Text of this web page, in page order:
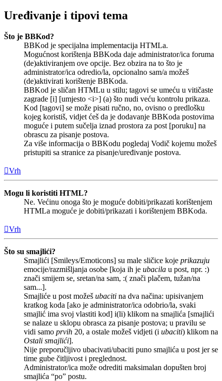
Uređivanje i tipovi tema
Što je BBKod?
BBKod je specijalna implementacija HTMLa.
Mogućnost korištenja BBKoda daje administrator/ica foruma
(de)aktiviranjem ove opcije. Bez obzira na to što je
administrator/ica odredio/la, opcionalno sam/a možeš
(de)aktivirati korištenje BBKoda.
BBKod je sličan HTMLu u stilu; tagovi se umeću u vitičaste
zagrade [i] [umjesto <i>] (a) što nudi veću kontrolu prikaza.
Kod [tagovi] se može pisati ručno, no, ovisno o predlošku
kojeg koristiš, vidjet ćeš da je dodavanje BBKoda postovima
moguće i putem sučelja iznad prostora za post [poruku] na
obrascu za pisanje postova.
Za više informacija o BBKodu pogledaj Vodič kojemu možeš
pristupiti sa stranice za pisanje/uređivanje postova.
Vrh
Mogu li koristiti HTML?
Ne. Većinu onoga što je moguće dobiti/prikazati korištenjem
HTMLa moguće je dobiti/prikazati i korištenjem BBKoda.
Vrh
Što su smajlići?
Smajlići [Smileys/Emoticons] su male sličice koje prikazuju
emocije/razmišljanja osobe [koja ih je ubacila u post, npr. :)
znači smijem se, sretan/na sam, :( znači plačem, tužan/na
sam...].
Smajliće u post možeš ubaciti na dva načina: upisivanjem
kratkog koda [ako je administrator/ica odobrio/la, svaki
smajlić ima svoj vlastiti kod] i(li) klikom na smajlića [smajlići
se nalaze u sklopu obrasca za pisanje postova; u pravilu se
vidi samo prvih 20, a ostale možeš vidjeti (i ubaciti) klikom na
Ostali smajlići].
Nije preporučljivo ubacivati/ubaciti puno smajlića u post jer se
time gube čitljivost i preglednost.
Administrator/ica može odrediti maksimalan dopušten broj
smajlića “po” postu.